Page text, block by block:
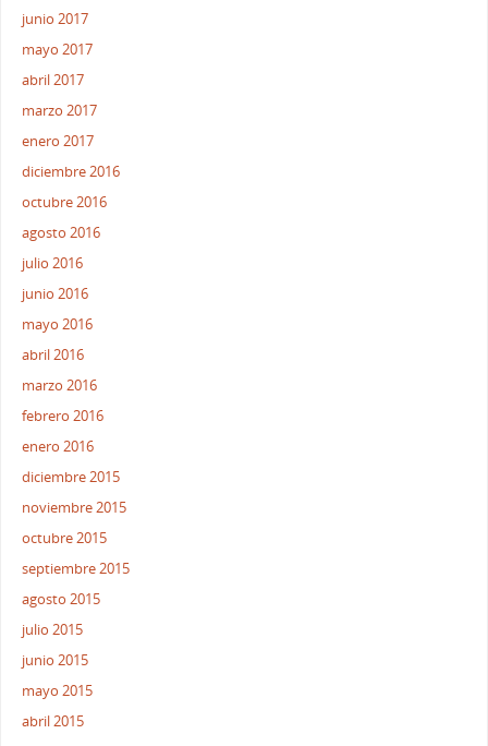
junio 2017
mayo 2017
abril 2017
marzo 2017
enero 2017
diciembre 2016
octubre 2016
agosto 2016
julio 2016
junio 2016
mayo 2016
abril 2016
marzo 2016
febrero 2016
enero 2016
diciembre 2015
noviembre 2015
octubre 2015
septiembre 2015
agosto 2015
julio 2015
junio 2015
mayo 2015
abril 2015